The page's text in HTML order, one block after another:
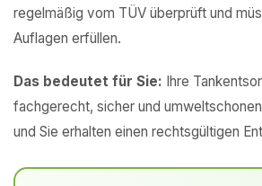
regelmäßig vom TÜV überprüft und
Auflagen erfüllen.
Das bedeutet für Sie: Ihre
fachgerecht, sicher und
und Sie erhalten einen rechtsgültigen